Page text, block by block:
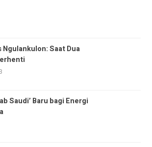
Ngulankulon: Saat Dua
Saudi’ Baru bagi Energi